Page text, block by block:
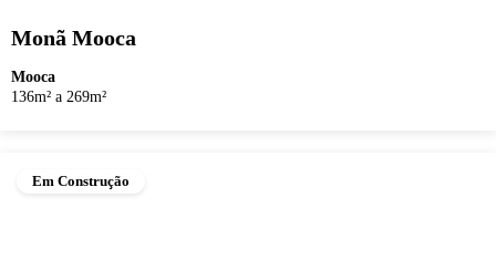
Monã Mooca
Mooca
136m² a 269m²
Em Construção